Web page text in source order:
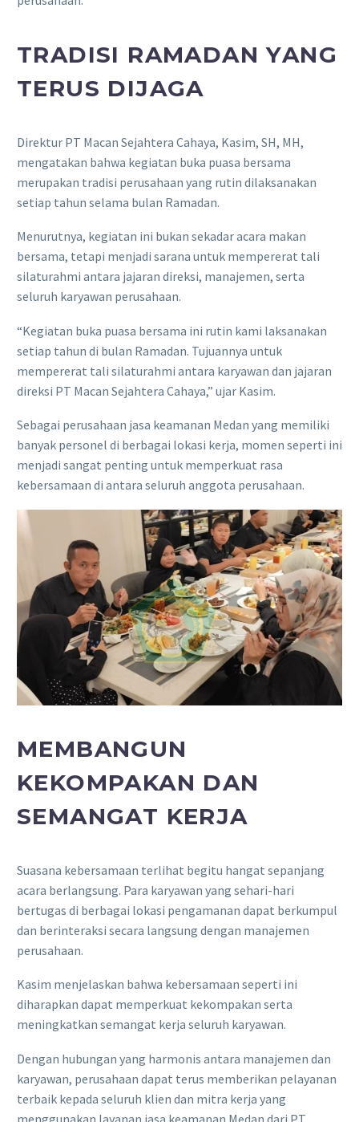
TRADISI RAMADAN YANG
TERUS DIJAGA
Direktur PT Macan Sejahtera Cahaya, Kasim, SH, MH,
mengatakan bahwa kegiatan buka puasa bersama
merupakan tradisi perusahaan yang rutin dilaksanakan
setiap tahun selama bulan Ramadan.
Menurutnya, kegiatan ini bukan sekadar acara makan
bersama, tetapi menjadi sarana untuk mempererat tali
silaturahmi antara jajaran direksi, manajemen, serta
seluruh karyawan perusahaan.
“Kegiatan buka puasa bersama ini rutin kami laksanakan
setiap tahun di bulan Ramadan. Tujuannya untuk
mempererat tali silaturahmi antara karyawan dan jajaran
direksi PT Macan Sejahtera Cahaya,” ujar Kasim.
Sebagai perusahaan jasa keamanan Medan yang memiliki
banyak personel di berbagai lokasi kerja, momen seperti ini
menjadi sangat penting untuk memperkuat rasa
kebersamaan di antara seluruh anggota perusahaan.
MEMBANGUN
KEKOMPAKAN DAN
SEMANGAT KERJA
Suasana kebersamaan terlihat begitu hangat sepanjang
acara berlangsung. Para karyawan yang sehari-hari
bertugas di berbagai lokasi pengamanan dapat berkumpul
dan berinteraksi secara langsung dengan manajemen
perusahaan.
Kasim menjelaskan bahwa kebersamaan seperti ini
diharapkan dapat memperkuat kekompakan serta
meningkatkan semangat kerja seluruh karyawan.
Dengan hubungan yang harmonis antara manajemen dan
karyawan, perusahaan dapat terus memberikan pelayanan
terbaik kepada seluruh klien dan mitra kerja yang